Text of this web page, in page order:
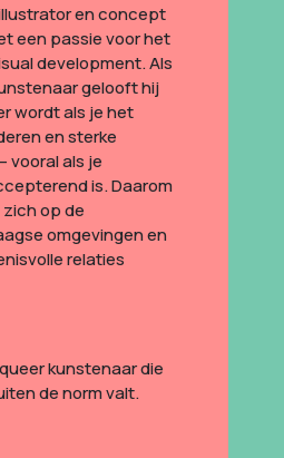
en concept
een passie voor het
development. Als
gelooft hij
wordt als je het
en sterke
vooral als je
is. Daarom
op de
omgevingen en
relaties
kunstenaar die
de norm valt.